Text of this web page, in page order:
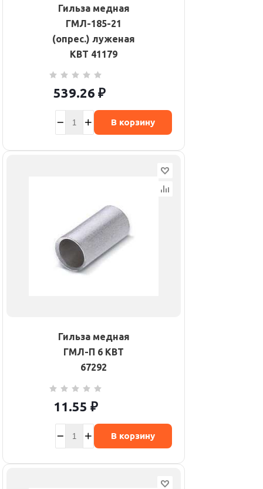
Гильза медная
ГМЛ-185-21
(опрес.) луженая
КВТ 41179
539.26 ₽
В корзину
Гильза медная
ГМЛ-П 6 КВТ
67292
11.55 ₽
В корзину